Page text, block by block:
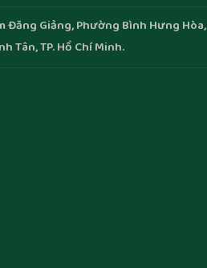
Đăng Giảng, Phường Bình Hưng Hòa,
Tân, TP. Hồ Chí Minh.